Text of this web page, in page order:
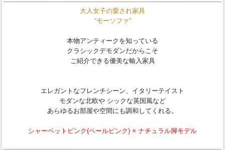
大人女子の愛され家具
“モーソファ”
本物アンティークを知っている
クラシックデモダンだからこそ
ご紹介できる優美な輸入家具
エレガントなフレンチシーン、イタリーテイスト
モダンな北欧や シックな英国風など
あらゆるお部屋や空間にも調和してくれる。
シャーベットピンク(ペールピンク) × ナチュラル脚モデル